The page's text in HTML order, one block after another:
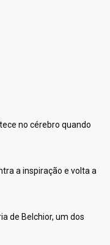
no cérebro quando
a inspiração e volta a
de Belchior, um dos